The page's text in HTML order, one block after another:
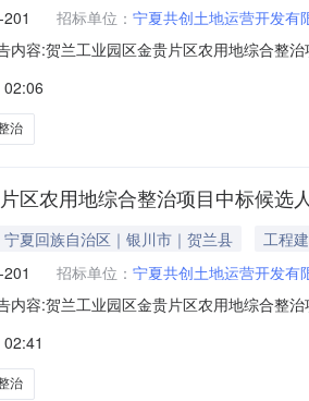
招标单位： 宁夏共创土地运营开发有
内容:贺兰工业园区金贵片区农用地综合整
果公告宁夏德彤项目管理有限公司受宁夏
治
区农用地综合整治项目中标候选
宁夏回族自治区｜银川市｜贺兰县
工程
招标单位： 宁夏共创土地运营开发有
内容:贺兰工业园区金贵片区农用地综合整
万元，质量：合格，工期/交货期/
治